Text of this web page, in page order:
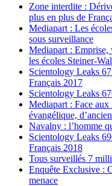
Zone interdite :
plus en plus de
Mediapart : Les
sous surveillance
Mediapart : Emprise,
les écoles Steiner-
Scientology Leaks
Français 2017
Scientology Leaks
Mediapart : Face aux
évangélique,
Navalny : l’homme
Scientology Leaks
Français 2018
Tous surveillés 7
Enquête Exclusive :
menace